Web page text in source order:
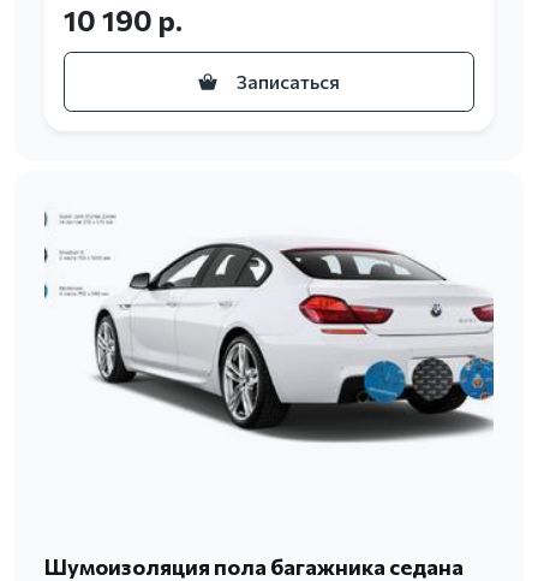
10 190 р.
Записаться
Шумоизоляция пола багажника седана